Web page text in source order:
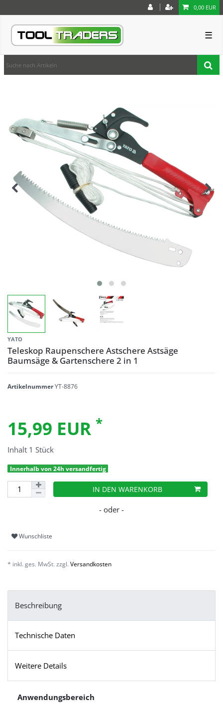
0,00 EUR
☰
YATO
Teleskop Raupenschere Astschere Astsäge
Baumsäge & Gartenschere 2 in 1
ArtikelnummerYT-8876
15,99 EUR *
Inhalt 1 Stück
Innerhalb von 24h versandfertig
IN DEN WARENKORB
Wunschliste
* inkl. ges. MwSt. zzgl. Versandkosten
Beschreibung
Technische Daten
Weitere Details
Anwendungsbereich